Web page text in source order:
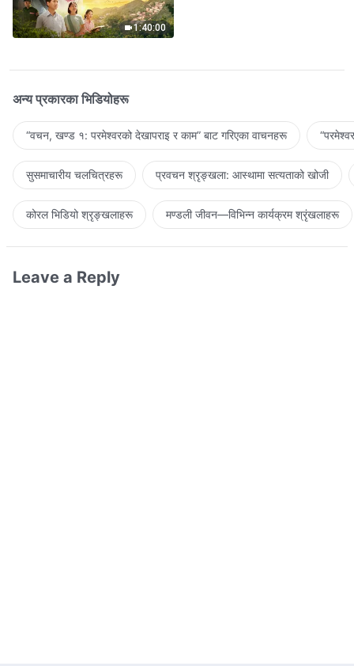
1:40:00
अन्य प्रकारका भिडियोहरू
“वचन, खण्ड १: परमेश्‍वरको देखापराइ र काम” बाट गरिएका वाचनहरू
सुसमाचारीय चलचित्रहरू प्रवचन श्रृङ्खला: आस्थामा सत्यताको खोजी
कोरल भिडियो श्रृङ्खलाहरू मण्डली जीवन—विभिन्‍न कार्यक्रम श्रृंखलाहरू
Leave a Reply